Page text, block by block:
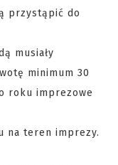
przystąpić do
musiały
minimum 30
roku imprezowe
na teren imprezy.